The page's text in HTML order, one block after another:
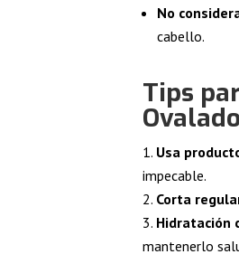
No
cabello.
Tips
Usa
impecable.
Corta
Hidratación
mantenerlo